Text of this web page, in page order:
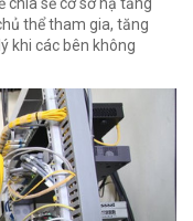
thể tham gia, tăng
khi các bên không